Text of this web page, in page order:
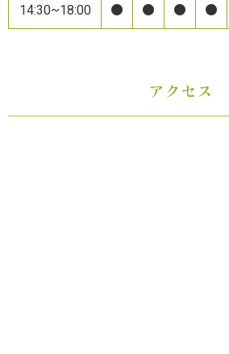
14:30~18:00
アクセス